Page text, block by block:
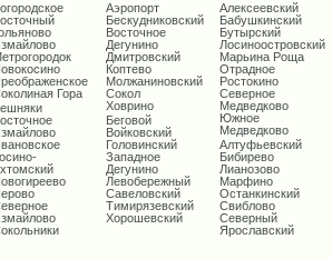
Гора
Аэропорт
Бескудниковский
Восточное
Дегунино
Дмитровский
Коптево
Молжаниновский
Сокол
Ховрино
Беговой
Войковский
Головинский
Западное
Дегунино
Левобережный
Савеловский
Тимирязевский
Хорошевский
Алексеевский
Бабушкинский
Бутырский
Лосиноостровский
Марьина Роща
Отрадное
Ростокино
Северное
Медведково
Южное
Медведково
Алтуфьевский
Бибирево
Лианозово
Марфино
Останкинский
Свиблово
Северный
Ярославский